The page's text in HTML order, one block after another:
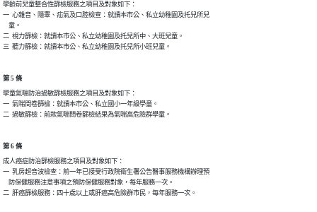
學齡前兒童整合性篩檢服務之項目及對象如下：
一  心雜音、隱睪、疝氣及口腔檢查：就讀本市公、私立幼稚園及托兒所兒
    童。
二  視力篩檢：就讀本市公、私立幼稚園及托兒所中、大班兒童。
三  聽力篩檢：就讀本市公、私立幼稚園及托兒所小班兒童。
第 5 條
學童氣喘防治過敏篩檢服務之項目及對象如下：
一  氣喘問卷篩檢：就讀本市公、私立國小一年級學童。
二  過敏篩檢：前款氣喘問卷篩檢結果為氣喘高危險群學童。
第 6 條
成人癌症防治篩檢服務之項目及對象如下：
一  乳房超音波檢查：前一年已接受行政院衛生署公告醫事服務機構辦理預
    防保健服務注意事項之預防保健服務對象，每年服務一次。
二  肝癌篩檢服務：四十歲以上或肝癌高危險群市民，每年服務一次。